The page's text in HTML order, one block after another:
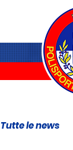
Tutte le news